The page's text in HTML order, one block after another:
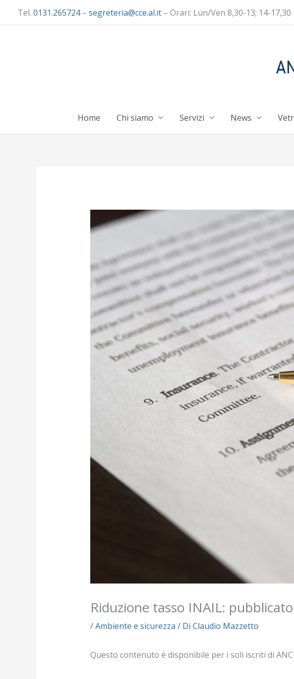
Tel. 0131.265724– segreteria@cce.al.it – Orari: Lun/Ven 8,30-13; 14-17,30
Home Chi siamo Servizi News
Riduzione tasso INAIL:
/Ambiente e sicurezza / Di Claudio Mazzetto
Questo contenuto è disponibile per i soli iscriti di